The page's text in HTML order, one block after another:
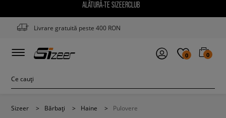
ALĂTURĂ-TE SIZEERCLUB
Livrare gratuită peste 400 RON
0 0
Sizeer > Bărbați > Haine > Pulovere